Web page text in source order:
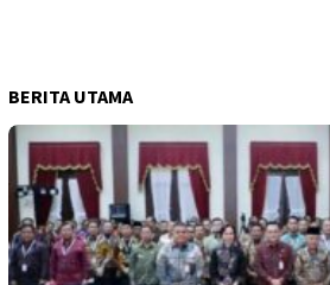
BERITA UTAMA